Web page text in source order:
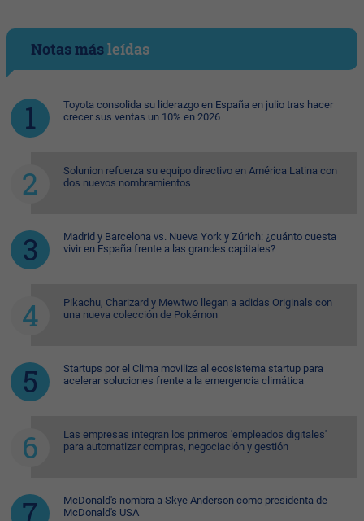
Notas másleídas
Toyota consolida su liderazgo en España en julio tras hacer
crecer sus ventas un 10% en 2026
Solunion refuerza su equipo directivo en América Latina con
dos nuevos nombramientos
Madrid y Barcelona vs. Nueva York y Zúrich: ¿cuánto cuesta
vivir en España frente a las grandes capitales?
Pikachu, Charizard y Mewtwo llegan a adidas Originals con
una nueva colección de Pokémon
Startups por el Clima moviliza al ecosistema startup para
acelerar soluciones frente a la emergencia climática
Las empresas integran los primeros 'empleados digitales'
para automatizar compras, negociación y gestión
McDonald's nombra a Skye Anderson como presidenta de
McDonald's USA